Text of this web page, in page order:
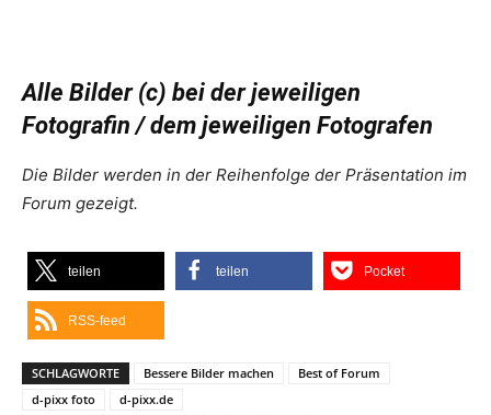
Alle Bilder (c) bei der jeweiligen
Fotografin / dem jeweiligen Fotografen
Die Bilder werden in der Reihenfolge der Präsentation im
Forum gezeigt.
teilen teilen Pocket
RSS-feed
SCHLAGWORTE Bessere Bilder machen
Best of Forum
d-pixx foto
d-pixx.de